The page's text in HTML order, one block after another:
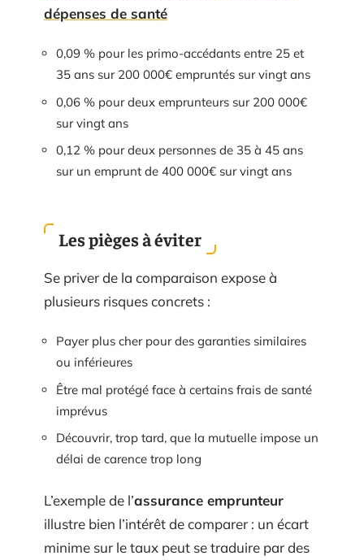
dépenses de santé
0,09 % pour les primo-accédants entre 25 et
35 ans sur 200 000€ empruntés sur vingt ans
0,06 % pour deux emprunteurs sur 200 000€
sur vingt ans
0,12 % pour deux personnes de 35 à 45 ans
sur un emprunt de 400 000€ sur vingt ans
Les pièges à éviter
Se priver de la comparaison expose à
plusieurs risques concrets :
Payer plus cher pour des garanties similaires
ou inférieures
Être mal protégé face à certains frais de santé
imprévus
Découvrir, trop tard, que la mutuelle impose un
délai de carence trop long
L’exemple de l’assurance emprunteur
illustre bien l’intérêt de comparer : un écart
minime sur le taux peut se traduire par des